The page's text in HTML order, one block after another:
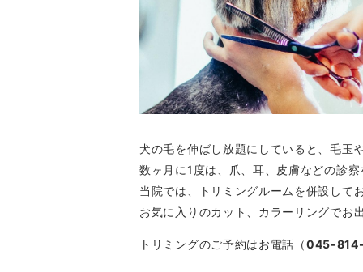
犬の毛を伸ばし放題にしていると、毛玉
数ヶ月に1度は、爪、耳、皮膚などの診
当院では、トリミングルームを併設して
お気に入りのカット、カラーリングでお
トリミングのご予約はお電話（045-